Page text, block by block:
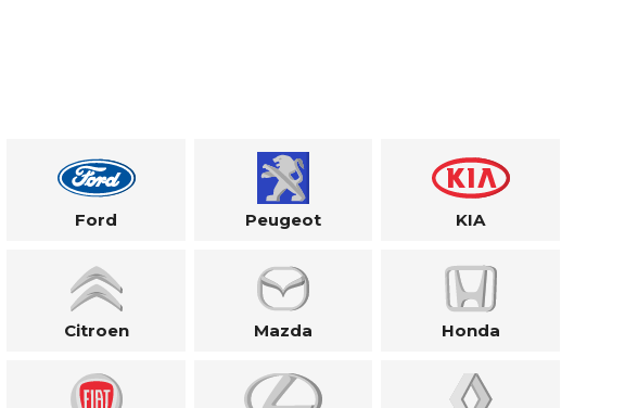
Ford Peugeot KIA
Citroen Mazda Honda